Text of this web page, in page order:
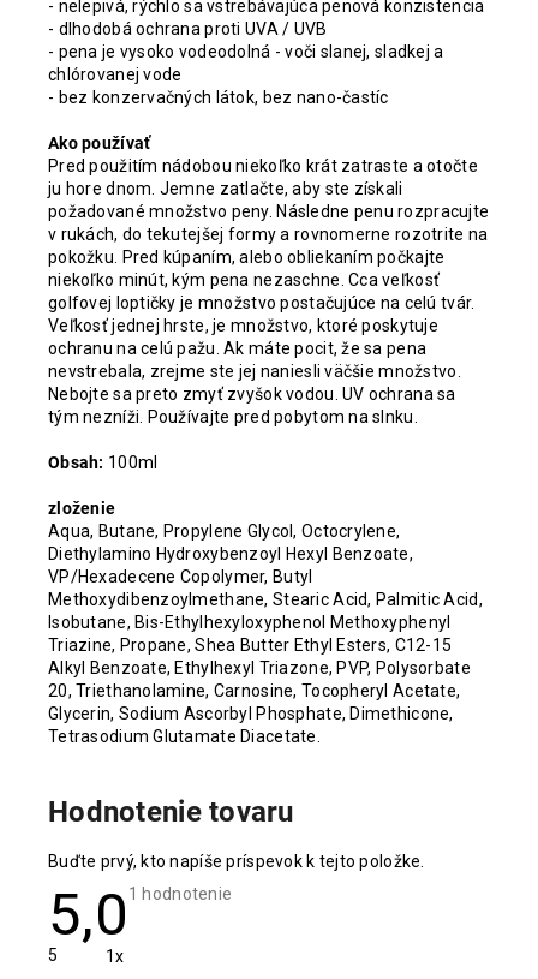
- nelepivá, rýchlo sa vstrebávajúca penová konzistencia
- dlhodobá ochrana proti UVA / UVB
- pena je vysoko vodeodolná - voči slanej, sladkej a
chlórovanej vode
- bez konzervačných látok, bez nano-častíc
Ako používať
Pred použitím nádobou niekoľko krát zatraste a otočte
ju hore dnom. Jemne zatlačte, aby ste získali
požadované množstvo peny. Následne penu rozpracujte
v rukách, do tekutejšej formy a rovnomerne rozotrite na
pokožku. Pred kúpaním, alebo obliekaním počkajte
niekoľko minút, kým pena nezaschne. Cca veľkosť
golfovej loptičky je množstvo postačujúce na celú tvár.
Veľkosť jednej hrste, je množstvo, ktoré poskytuje
ochranu na celú pažu. Ak máte pocit, že sa pena
nevstrebala, zrejme ste jej naniesli väčšie množstvo.
Nebojte sa preto zmyť zvyšok vodou. UV ochrana sa
tým nezníži. Používajte pred pobytom na slnku.
Obsah: 100ml
zloženie
Aqua, Butane, Propylene Glycol, Octocrylene,
Diethylamino Hydroxybenzoyl Hexyl Benzoate,
VP/Hexadecene Copolymer, Butyl
Methoxydibenzoylmethane, Stearic Acid, Palmitic Acid,
Isobutane, Bis-Ethylhexyloxyphenol Methoxyphenyl
Triazine, Propane, Shea Butter Ethyl Esters, C12-15
Alkyl Benzoate, Ethylhexyl Triazone, PVP, Polysorbate
20, Triethanolamine, Carnosine, Tocopheryl Acetate,
Glycerin, Sodium Ascorbyl Phosphate, Dimethicone,
Tetrasodium Glutamate Diacetate.
Hodnotenie tovaru
Buďte prvý, kto napíše príspevok k tejto položke.
5,0 Priemerné
1 hodnotenie
5
1x